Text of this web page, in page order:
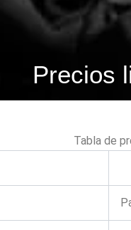
Precios
Tabla de